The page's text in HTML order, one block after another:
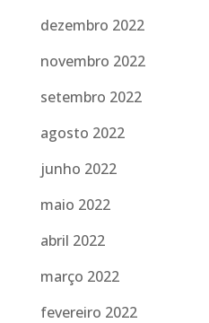
dezembro 2022
novembro 2022
setembro 2022
agosto 2022
junho 2022
maio 2022
abril 2022
março 2022
fevereiro 2022